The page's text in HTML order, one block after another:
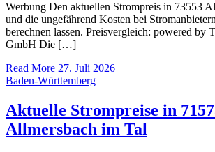
Werbung Den aktuellen Strompreis in 73553
und die ungefährend Kosten bei
berechnen lassen. Preisvergleich: powered
GmbH Die […]
Read More 27. Juli 2026
Baden-Württemberg
Aktuelle Strompreise in
Allmersbach im Tal